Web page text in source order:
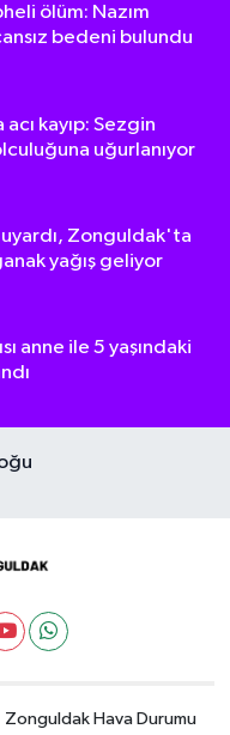
ölüm: Nazım
bedeni bulundu
kayıp: Sezgin
uğurlanıyor
Zonguldak'ta
yağış geliyor
anne ile 5 yaşındaki
Zonguldak Hava Durumu